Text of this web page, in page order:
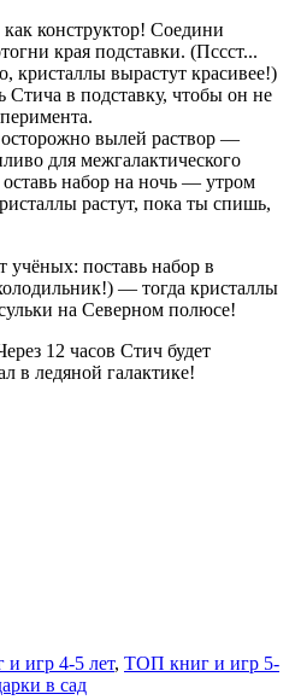
конструктор! Соедини
края подставки. (Пссст...
кристаллы вырастут красивее!)
Стича в подставку, чтобы он не
вылей раствор —
для межгалактического
набор на ночь — утром
растут, пока ты спишь,
учёных: поставь набор в
— тогда кристаллы
на Северном полюсе!
12 часов Стич будет
в ледяной галактике!
игр 4-5 лет, ТОП книг и игр 5-
в сад